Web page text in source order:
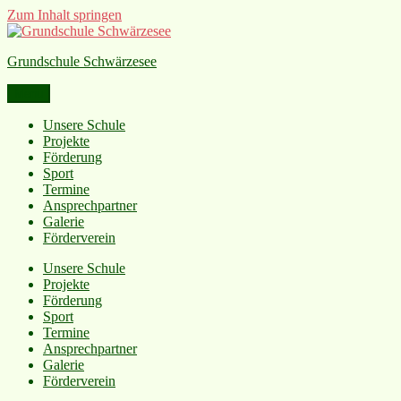
Zum Inhalt springen
Grundschule Schwärzesee
Unsere Schule
Projekte
Förderung
Sport
Termine
Ansprechpartner
Galerie
Förderverein
Unsere Schule
Projekte
Förderung
Sport
Termine
Ansprechpartner
Galerie
Förderverein